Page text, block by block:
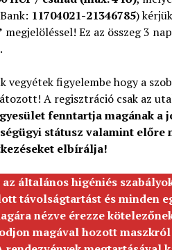
11704021-21346785) kérjük
megjelöléssel! Ez az összeg 3
vegyétek figyelembe hogy a
A regisztráció csak az
fenntartja magának a
státusz valamint előre
elbírálja!
általános higéniés
távolságtartást és minden
nézve érezze
magával hozott maszkról